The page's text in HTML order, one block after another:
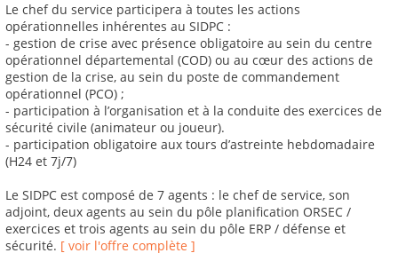
Le chef du service participera à toutes les actions
opérationnelles inhérentes au SIDPC :
- gestion de crise avec présence obligatoire au sein du centre
opérationnel départemental (COD) ou au cœur des actions de
gestion de la crise, au sein du poste de commandement
opérationnel (PCO) ;
- participation à l’organisation et à la conduite des exercices de
sécurité civile (animateur ou joueur).
- participation obligatoire aux tours d’astreinte hebdomadaire
(H24 et 7j/7)
Le SIDPC est composé de 7 agents : le chef de service, son
adjoint, deux agents au sein du pôle planification ORSEC /
exercices et trois agents au sein du pôle ERP / défense et
sécurité. [ voir l'offre complète ]